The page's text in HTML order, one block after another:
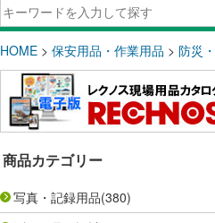
HOME > 保安用品・作業用品 > 防災
商品カテゴリー
写真・記録用品(380)